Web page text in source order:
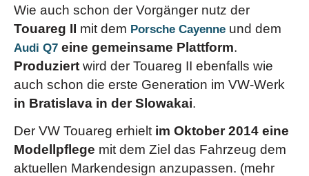
Wie auch schon der Vorgänger nutz der
Touareg II mit dem Porsche Cayenne und dem
Audi Q7 eine gemeinsame Plattform.
Produziert wird der Touareg II ebenfalls wie
auch schon die erste Generation im VW-Werk
in Bratislava in der Slowakai.
Der VW Touareg erhielt im Oktober 2014 eine
Modellpflege mit dem Ziel das Fahrzeug dem
aktuellen Markendesign anzupassen. (mehr